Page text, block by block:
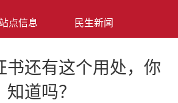
站点信息 民生新闻
书还有这个用处，你
知道吗？